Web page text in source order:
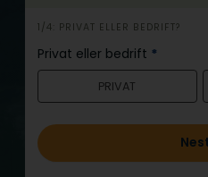
h
e
r
1/4: PRIVAT ELLER BEDRIFT?
Privat eller bedrift *
PRIVAT